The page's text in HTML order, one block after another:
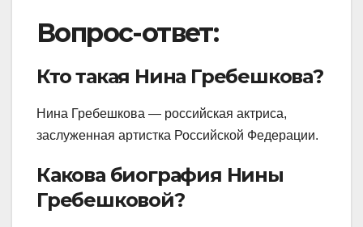
Вопрос-ответ:
Кто такая Нина Гребешкова?
Нина Гребешкова — российская актриса,
заслуженная артистка Российской Федерации.
Какова биография Нины
Гребешковой?